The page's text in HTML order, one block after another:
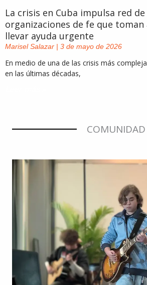
La crisis en Cuba impulsa red
organizaciones de fe que toman
llevar ayuda urgente
Marisel Salazar 3 de mayo de 2026
En medio de una de las crisis más
en las últimas décadas,
COMUNIDAD